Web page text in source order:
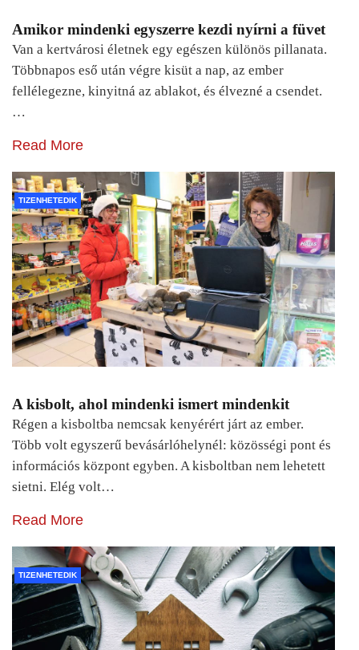
Amikor mindenki egyszerre kezdi nyírni a füvet
Van a kertvárosi életnek egy egészen különös pillanata.
Többnapos eső után végre kisüt a nap, az ember
fellélegezne, kinyitná az ablakot, és élvezné a csendet.
…
Read More
TIZENHETEDIK
A kisbolt, ahol mindenki ismert mindenkit
Régen a kisboltba nemcsak kenyérért járt az ember.
Több volt egyszerű bevásárlóhelynél: közösségi pont és
információs központ egyben. A kisboltban nem lehetett
sietni. Elég volt…
Read More
TIZENHETEDIK